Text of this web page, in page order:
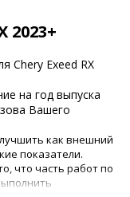
2023+
Chery Exeed RX
на год выпуска
Вашего
как внешний
показатели.
что часть работ по